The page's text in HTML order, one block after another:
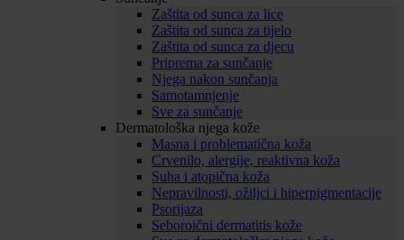
Zaštita od sunca za lice
Zaštita od sunca za tijelo
Zaštita od sunca za djecu
Priprema za sunčanje
Njega nakon sunčanja
Samotamnjenje
Sve za sunčanje
Dermatološka njega kože
Masna i problematična koža
Crvenilo, alergije, reaktivna koža
Suha i atopična koža
Nepravilnosti, ožiljci i hiperpigmentacije
Psorijaza
Seboroični dermatitis kože